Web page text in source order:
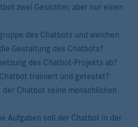
zwei Gesichter, aber nur einen
des Chatbots und welchen
Gestaltung des Chatbots?
des Chatbot-Projekts ab?
trainiert und getestet?
Chatbot seine menschlichen
Aufgaben soll der Chatbot in der